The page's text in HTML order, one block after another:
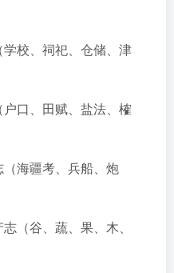
学校、祠祀、仓储、津
口、田赋、盐法、榷
（海疆考、兵船、炮
志（谷、蔬、果、木、